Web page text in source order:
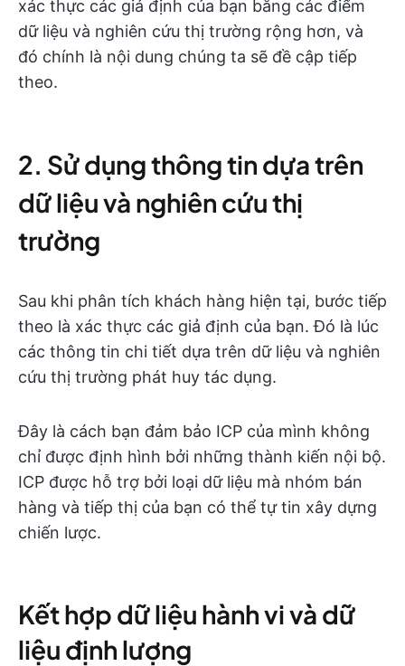
xác thực các giả định của bạn bằng các điểm
dữ liệu và nghiên cứu thị trường rộng hơn, và
đó chính là nội dung chúng ta sẽ đề cập tiếp
theo.
2. Sử dụng thông tin dựa trên
dữ liệu và nghiên cứu thị
trường
Sau khi phân tích khách hàng hiện tại, bước tiếp
theo là xác thực các giả định của bạn. Đó là lúc
các thông tin chi tiết dựa trên dữ liệu và nghiên
cứu thị trường phát huy tác dụng.
Đây là cách bạn đảm bảo ICP của mình không
chỉ được định hình bởi những thành kiến nội bộ.
ICP được hỗ trợ bởi loại dữ liệu mà nhóm bán
hàng và tiếp thị của bạn có thể tự tin xây dựng
chiến lược.
Kết hợp dữ liệu hành vi và dữ
liệu định lượng